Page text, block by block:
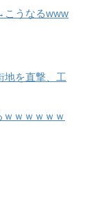
こうなるwww
を直撃、工
ｗｗｗｗｗ